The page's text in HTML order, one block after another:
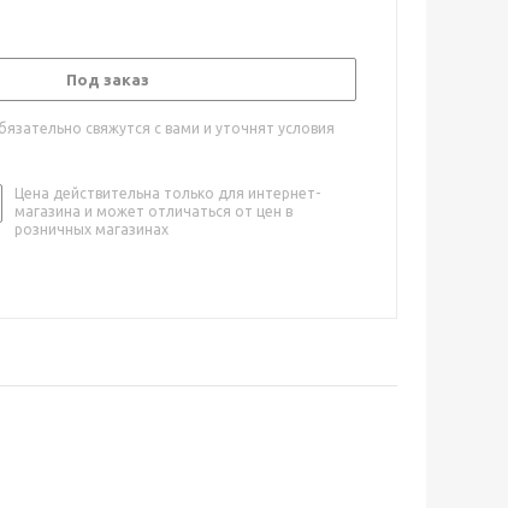
Под заказ
свяжутся с вами и уточнят условия
Цена действительна только для интернет-
магазина и может отличаться от цен в
розничных магазинах